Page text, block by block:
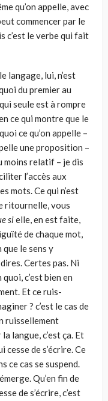
qu’on appelle, avec
commencer par le
c’est le verbe qui fait
langage, lui, n’est
du premier au
seule est à rompre
ce qui montre que le
ce qu’on appelle –
une proposition –
moins relatif – je dis
l’accès aux
mots. Ce qui n’est
ritournelle, vous
sielle, en est faite,
de chaque mot,
le sens y
Certes pas. Ni
c’est bien en
Et ce ruis­
? c’est le cas de
ruissellement
langue, c’est ça. Et
cesse de s’écrire. Ce
ce cas se sus­pend.
Qu’en fin de
de s’écrire, c’est